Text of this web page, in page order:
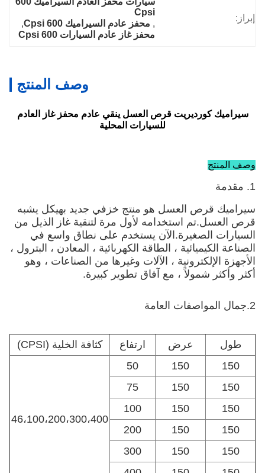
إبراز:
Cpsi
, محفز عادم السيراميك 600 Cpsi
,
محفز غاز عادم السيارات 600 Cpsi
وصف المنتج
سيراميك كورديريت قرص العسل ينقي عادم محفز غاز العادم
للسيارات المحلية
وصف المنتج
1. مقدمة
سيراميك قرص العسل هو منتج خزفي جديد بهيكل يشبه
قرص العسل.تم استخدامه لأول مرة لتنقية غاز الذيل من
السيارات الصغيرة.الآن يستخدم على نطاق واسع في
الصناعة الكيميائية ، الطاقة الكهربائية ، المعادن ، البترول ،
الأجهزة الإلكترونية ، الآلات وغيرها من الصناعات ، وهو
أكثر وأكثر شمولاً ، مع آفاق تطوير كبيرة.
2. جمالالمواصفات العامة
طول عرض ارتفاع
كثافة الخلية (CPSI)
150
150
50
46،100،200،300،400
150
150
75
150
150
100
150
150
200
150
150
300